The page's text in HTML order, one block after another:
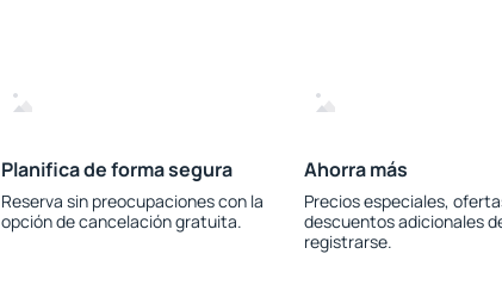
Planifica de forma segura
Reserva sin preocupaciones con la
opción de cancelación gratuita.
Ahorra más
Precios especiales,
descuentos adicionales
registrarse.